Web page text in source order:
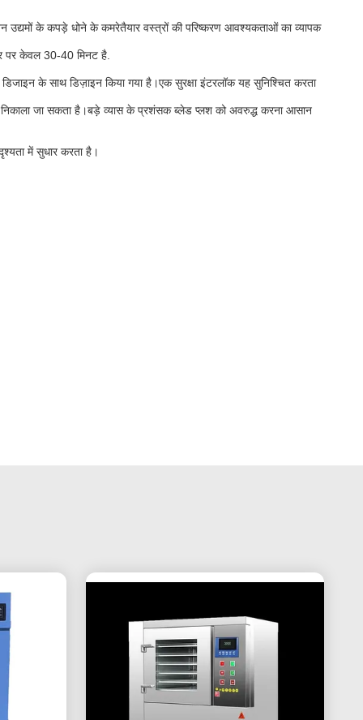
के कपड़े धोने के कमरेतैयार वस्त्रों की परिष्करण आवश्यकताओं का व्यापक
पर केवल 30-40 मिनट है.
के साथ डिज़ाइन किया गया है।एक सुरक्षा इंटरलॉक यह सुनिश्चित करता
जा सकता है।बड़े व्यास के प्रशंसक ब्लेड प्लश को अवरुद्ध करना आसान
में सुधार करता है।